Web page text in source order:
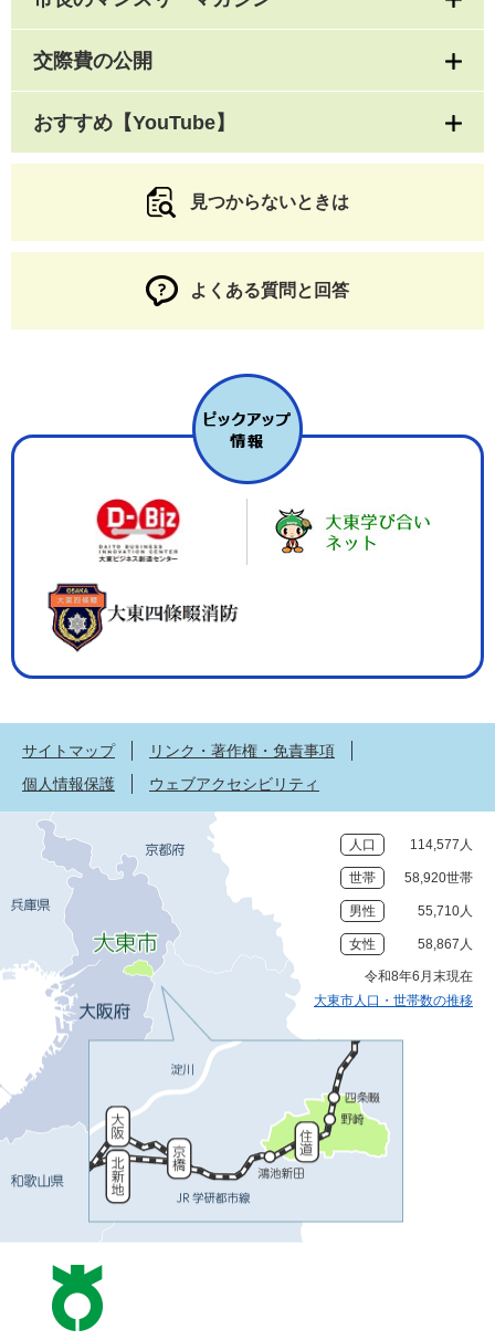
交際費の公開
おすすめ【YouTube】
見つからないときは
よくある質問と回答
サイトマップ
リンク・著作権・免責事項
個人情報保護
ウェブアクセシビリティ
人口 114,577人
世帯 58,920世帯
男性 55,710人
女性 58,867人
令和8年6月末現在
大東市人口・世帯数の推移